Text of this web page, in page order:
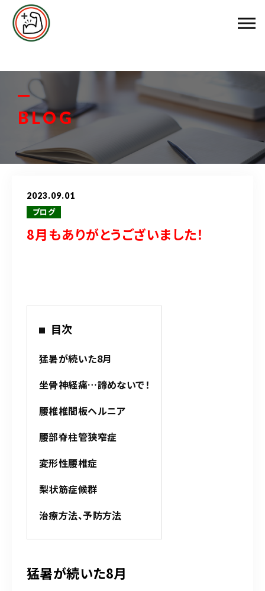
BLOG
2023.09.01
ブログ
8月もありがとうございました！
目次
猛暑が続いた8月
坐骨神経痛…諦めないで！
腰椎椎間板ヘルニア
腰部脊柱管狭窄症
変形性腰椎症
梨状筋症候群
治療方法、予防方法
猛暑が続いた8月
メニュー料金
お客様の声
スタッフ紹介